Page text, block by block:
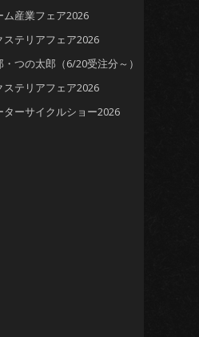
ム産業フェア2026
ステリアフェア2026
・つの太郎（6/20受注分～）
ステリアフェア2026
ターサイクルショー2026